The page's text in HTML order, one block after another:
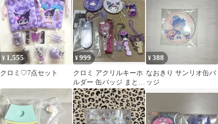
モン
¥ 1,555
クロミ♡7点セット
¥999
クロミ アクリルキーホ
ルダー 缶バッジ まとめ
売り
¥388
なおきり サンリオ缶バ
ッジ